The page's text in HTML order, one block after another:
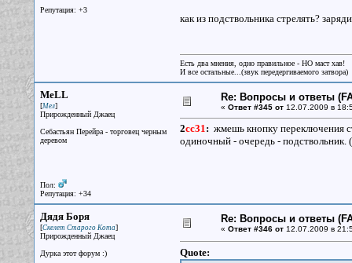
Репутация: +3
как из подствольника стрелять?
Есть два мнения, одно правильное - НО маст хав!
И все остальные...(звук передергиваемого затвора)
MeLL
[Мел]
Прирожденный Джаец
Себастьян Перейра - торговец черным
деревом
Пол:
Репутация: +34
Re: Вопросы и ответы
« Ответ #345 от12.07.2009 в
2cc31: жмешь кнопку переключения
одиночный - очередь - подствольник.
Дядя Боря
[Скелет Старого Кота]
Прирожденный Джаец
Дурка этот форум :)
Re: Вопросы и ответы
« Ответ #346 от12.07.2009 в
Quote: